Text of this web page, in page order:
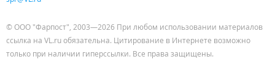
© ООО "Фарпост", 2003—2026 При любом использовании материалов
ссылка на VL.ru обязательна. Цитирование в Интернете возможно
только при наличии гиперссылки. Все права защищены.